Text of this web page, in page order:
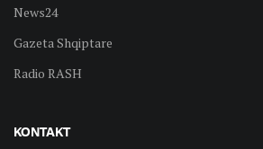
News24
Gazeta Shqiptare
Radio RASH
KONTAKT